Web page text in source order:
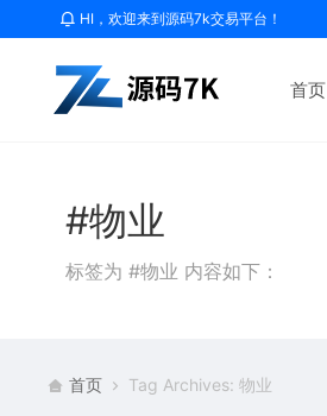
HI，欢迎来到源码7k交易平台！
首页
#物业
标签为 #物业 内容如下：
首页 Tag Archives: 物业